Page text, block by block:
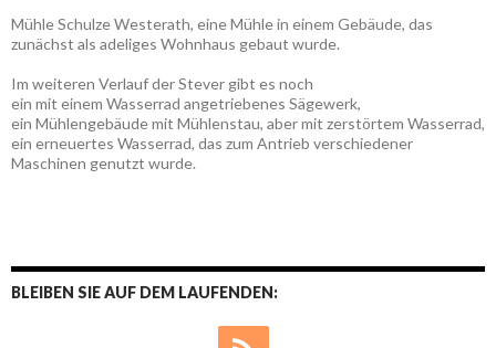
Mühle Schulze Westerath, eine Mühle in einem Gebäude, das
zunächst als adeliges Wohnhaus gebaut wurde.
Im weiteren Verlauf der Stever gibt es noch
ein mit einem Wasserrad angetriebenes Sägewerk,
ein Mühlengebäude mit Mühlenstau, aber mit zerstörtem Wasserrad,
ein erneuertes Wasserrad, das zum Antrieb verschiedener
Maschinen genutzt wurde.
BLEIBEN SIE AUF DEM LAUFENDEN: